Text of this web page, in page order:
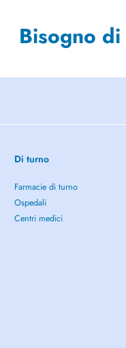
Bisogno
Di turno
Farmacie di turno
Ospedali
Centri medici